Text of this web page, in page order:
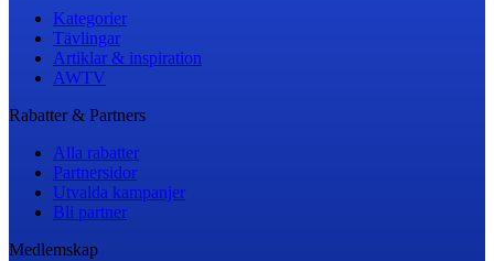
Kategorier
Tävlingar
Artiklar & inspiration
AWTV
Rabatter & Partners
Alla rabatter
Partnersidor
Utvalda kampanjer
Bli partner
Medlemskap